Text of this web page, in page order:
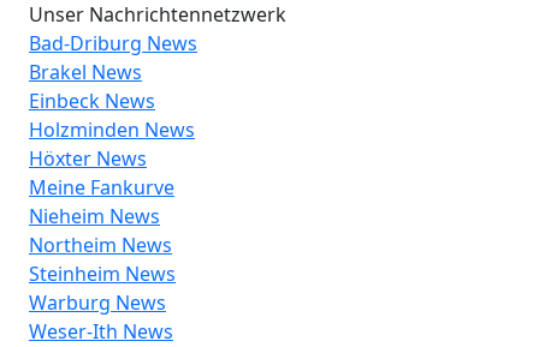
Unser Nachrichtennetzwerk
Bad-Driburg News
Brakel News
Einbeck News
Holzminden News
Höxter News
Meine Fankurve
Nieheim News
Northeim News
Steinheim News
Warburg News
Weser-Ith News